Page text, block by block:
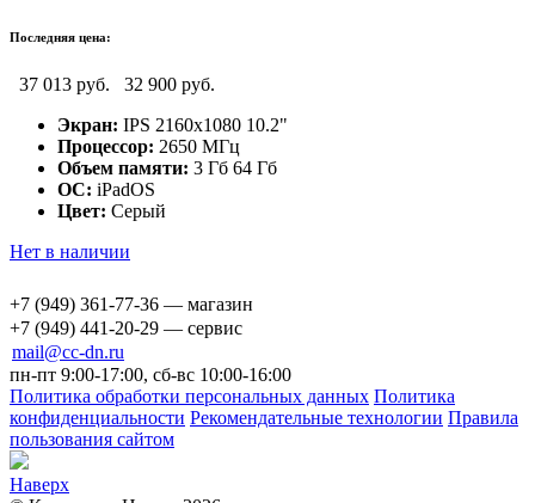
Последняя цена:
37 013 руб.
32 900 руб.
Экран: IPS 2160x1080 10.2"
Процессор: 2650 МГц
Объем памяти: 3 Гб 64 Гб
ОС: iPadOS
Цвет: Серый
Нет в наличии
+7 (949) 361-77-36 — магазин
+7 (949) 441-20-29 — сервис
mail@cc-dn.ru
пн-пт 9:00-17:00, сб-вс 10:00-16:00
Политика обработки персональных данных Политика
конфиденциальности Рекомендательные технологии Правила
пользования сайтом
Наверх